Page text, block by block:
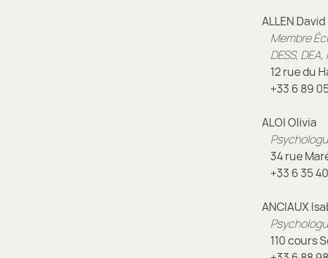
ALLEN David
Membre
DESS,
12 rue du
+33 6 89
ALOI Olivia
34 rue
+33 635
ANCIAUX
110 cours